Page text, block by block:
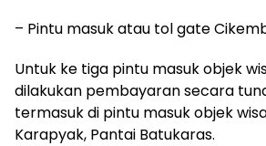
– Pintu masuk atau tol gate
Untuk ke tiga pintu masuk objek
dilakukan pembayaran secara
termasuk di pintu masuk objek
Karapyak, Pantai Batukaras.